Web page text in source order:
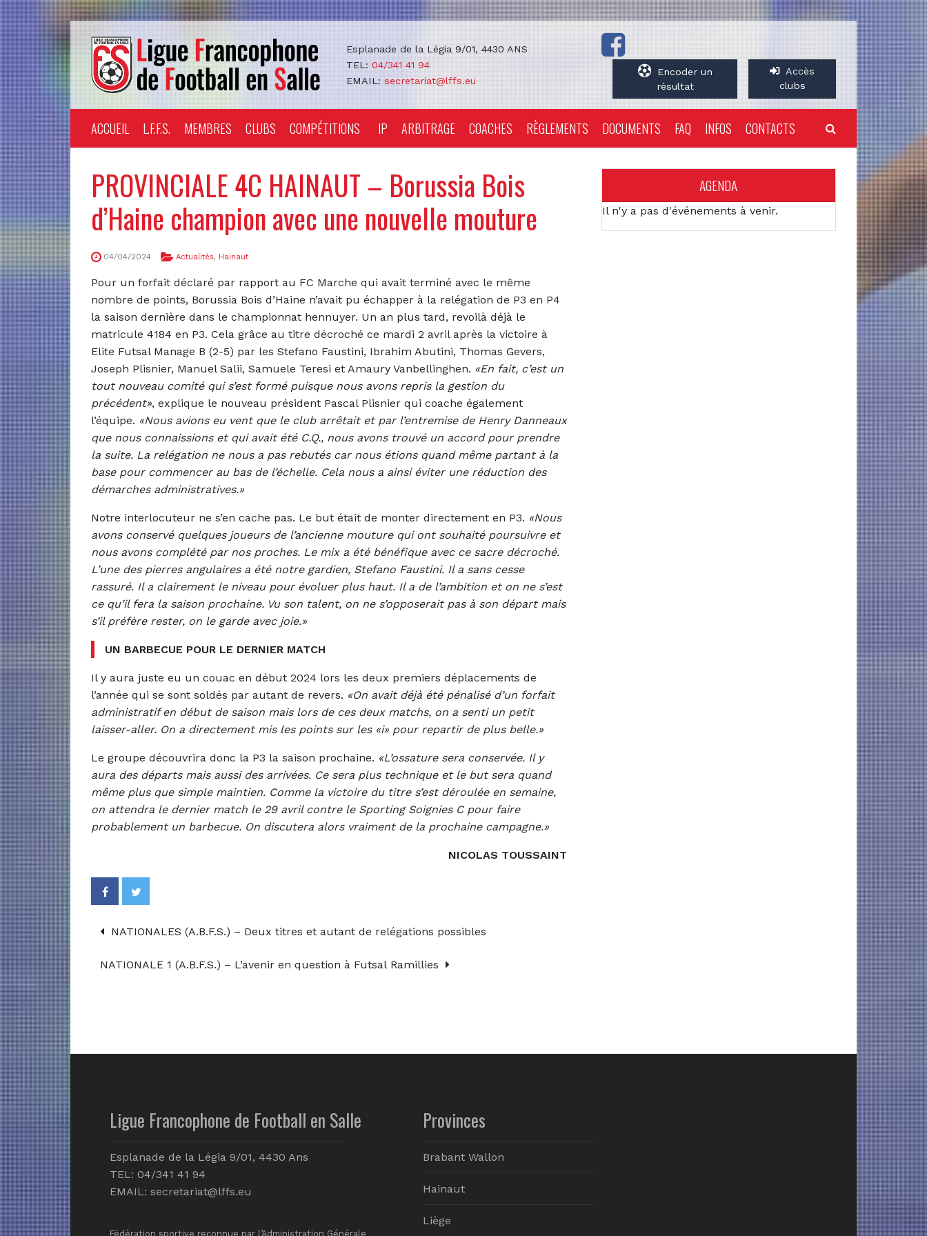
Esplanade de la Légia 9/01, 4430 ANS
TEL: 04/341 41 94
EMAIL: secretariat@lffs.eu
Encoder un
résultat
Accès
clubs
ACCUEIL L.F.F.S. MEMBRES CLUBS COMPÉTITIONS IP ARBITRAGE COACHES RÈGLEMENTS DOCUMENTS FAQ INFOS CONTACTS
PROVINCIALE 4C HAINAUT – Borussia Bois
d’Haine champion avec une nouvelle mouture
04/04/2024 Actualités, Hainaut
Pour un forfait déclaré par rapport au FC Marche qui avait terminé avec le même
nombre de points, Borussia Bois d’Haine n’avait pu échapper à la relégation de P3 en P4
la saison dernière dans le championnat hennuyer. Un an plus tard, revoilà déjà le
matricule 4184 en P3. Cela grâce au titre décroché ce mardi 2 avril après la victoire à
Elite Futsal Manage B (2-5) par les Stefano Faustini, Ibrahim Abutini, Thomas Gevers,
Joseph Plisnier, Manuel Salii, Samuele Teresi et Amaury Vanbellinghen. «En fait, c’est un
tout nouveau comité qui s’est formé puisque nous avons repris la gestion du
précédent», explique le nouveau président Pascal Plisnier qui coache également
l’équipe. «Nous avions eu vent que le club arrêtait et par l’entremise de Henry Danneaux
que nous connaissions et qui avait été C.Q., nous avons trouvé un accord pour prendre
la suite. La relégation ne nous a pas rebutés car nous étions quand même partant à la
base pour commencer au bas de l’échelle. Cela nous a ainsi éviter une réduction des
démarches administratives.»
Notre interlocuteur ne s’en cache pas. Le but était de monter directement en P3. «Nous
avons conservé quelques joueurs de l’ancienne mouture qui ont souhaité poursuivre et
nous avons complété par nos proches. Le mix a été bénéfique avec ce sacre décroché.
L’une des pierres angulaires a été notre gardien, Stefano Faustini. Il a sans cesse
rassuré. Il a clairement le niveau pour évoluer plus haut. Il a de l’ambition et on ne s’est
ce qu’il fera la saison prochaine. Vu son talent, on ne s’opposerait pas à son départ mais
s’il préfère rester, on le garde avec joie.»
UN BARBECUE POUR LE DERNIER MATCH
Il y aura juste eu un couac en début 2024 lors les deux premiers déplacements de
l’année qui se sont soldés par autant de revers. «On avait déjà été pénalisé d’un forfait
administratif en début de saison mais lors de ces deux matchs, on a senti un petit
laisser-aller. On a directement mis les points sur les «i» pour repartir de plus belle.»
Le groupe découvrira donc la P3 la saison prochaine. «L’ossature sera conservée. Il y
aura des départs mais aussi des arrivées. Ce sera plus technique et le but sera quand
même plus que simple maintien. Comme la victoire du titre s’est déroulée en semaine,
on attendra le dernier match le 29 avril contre le Sporting Soignies C pour faire
probablement un barbecue. On discutera alors vraiment de la prochaine campagne.»
NICOLAS TOUSSAINT
NATIONALES (A.B.F.S.) – Deux titres et autant de relégations possibles
NATIONALE 1 (A.B.F.S.) – L’avenir en question à Futsal Ramillies
AGENDA
Il n'y a pas d'événements à venir.
Ligue Francophone de Football en Salle
Esplanade de la Légia 9/01, 4430 Ans
TEL: 04/341 41 94
EMAIL: secretariat@lffs.eu
Fédération sportive reconnue par l’Administration Générale
Provinces
Brabant Wallon
Hainaut
Liège